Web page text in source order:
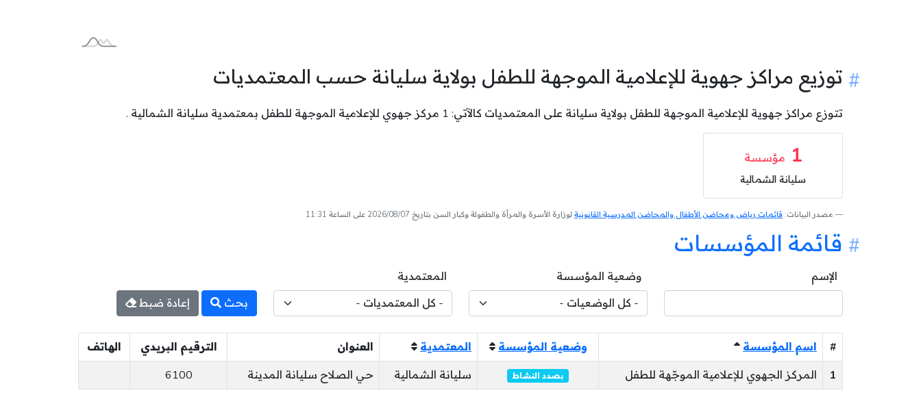
توزيع مراكز جهوية للإعلامية الموجهة للطفل بولاية سليانة حسب المعتمديات
تتوزع مراكز جهوية للإعلامية الموجهة للطفل بولاية سليانة على المعتمديات كالآتي: 1 مركز جهوي للإعلامية الموجهة للطفل بمعتمدية سليانة الشمالية .
1 مؤسسة
سليانة الشمالية
مصدر البيانات: قائمات رياض ومحاضن الأطفال والمحاضن المدرسية القانونية لوزارة الأسرة والمرأة والطفولة وكبار السن بتاريخ 2026/08/07 على الساعة 11:31
قائمة المؤسسات
الإسم وضعية المؤسسة
المعتمدية
بحث
إعادة ضبط
# اسم المؤسسة وضعية المؤسسة المعتمدية العنوان الترقيم البريدي
الهاتف
1
المركز الجهوي للإعلامية الموجّهة للطفل بصدد النشاط سليانة الشمالية حي الصلاح سليانة المدينة 6100